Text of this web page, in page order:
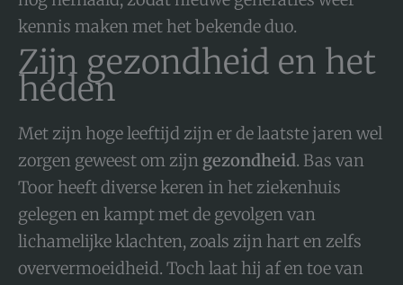
kennis maken met het bekende duo.
Zijn gezondheid en het
heden
Met zijn hoge leeftijd zijn er de laatste jaren wel
zorgen geweest om zijn gezondheid. Bas van
Toor heeft diverse keren in het ziekenhuis
gelegen en kampt met de gevolgen van
lichamelijke klachten, zoals zijn hart en zelfs
oververmoeidheid. Toch laat hij af en toe van